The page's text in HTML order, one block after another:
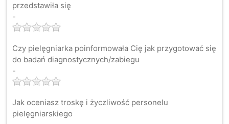
przedstawiła się
-
Czy pielęgniarka poinformowała Cię jak przygotować się
do badań diagnostycznych/zabiegu
-
Jak oceniasz troskę i życzliwość personelu
pielęgniarskiego